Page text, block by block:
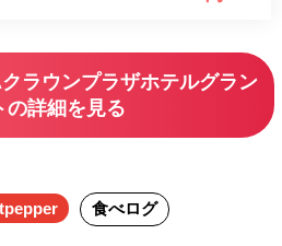
兼ねなくご利用いただけます。ぜ
で至福のひと時をお過ごしくださ
ラウンプラザホテルグラン
の詳細を見る
食べログ